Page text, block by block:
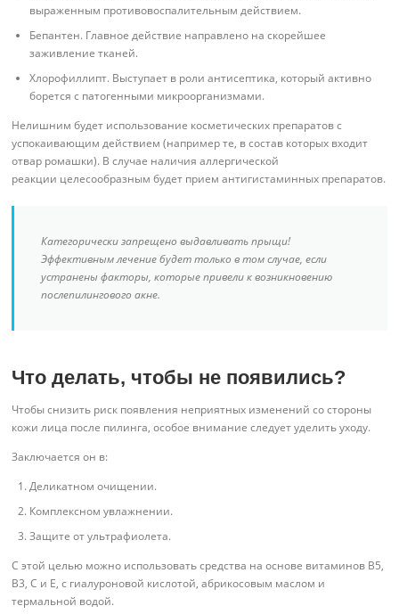
выраженным противовоспалительным действием.
Бепантен. Главное действие направлено на скорейшее
заживление тканей.
Хлорофиллипт. Выступает в роли антисептика, который активно
борется с патогенными микроорганизмами.
Нелишним будет использование косметических препаратов с
успокаивающим действием (например те, в состав которых входит
отвар ромашки). В случае наличия аллергической
реакции целесообразным будет прием антигистаминных препаратов.
Категорически запрещено выдавливать прыщи!
Эффективным лечение будет только в том случае, если
устранены факторы, которые привели к возникновению
послепилингового акне.
Что делать, чтобы не появились?
Чтобы снизить риск появления неприятных изменений со стороны
кожи лица после пилинга, особое внимание следует уделить уходу.
Заключается он в:
Деликатном очищении.
Комплексном увлажнении.
Защите от ультрафиолета.
С этой целью можно использовать средства на основе витаминов В5,
В3, С и Е, с гиалуроновой кислотой, абрикосовым маслом и
термальной водой.